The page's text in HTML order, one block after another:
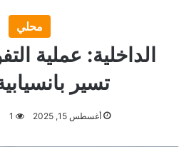
محلي
الداخلية: عملية
تسير
أغسطس 15, 2025 1